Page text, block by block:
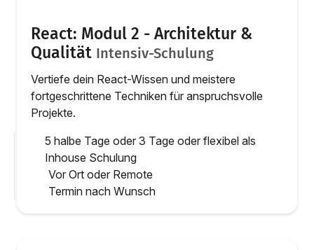
React: Modul 2 - Architektur &
Qualität Intensiv-Schulung
Vertiefe dein React-Wissen und meistere
fortgeschrittene Techniken für anspruchsvolle
Projekte.
5 halbe Tage oder 3 Tage oder flexibel als
Inhouse Schulung
Vor Ort oder Remote
Termin nach Wunsch